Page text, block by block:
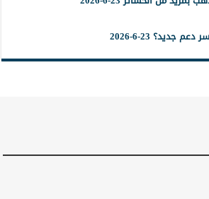
23-6-2026